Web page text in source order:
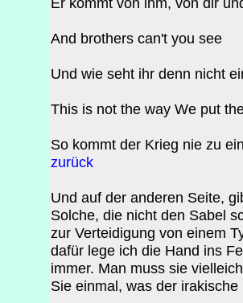
And brothers can't you see
Und wie seht ihr denn nicht
This is not the way We put
So kommt der Krieg nie zu
zurück
Und auf der anderen Seite,
Solche, die nicht den Sabel
zur Verteidigung von einem
dafür lege ich die Hand ins
immer. Man muss sie
Sie einmal, was der